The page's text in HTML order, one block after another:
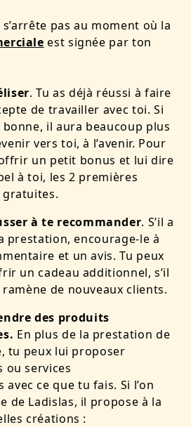
pas au moment où la
est signée par ton
. Tu as déjà réussi à faire
de travailler avec toi. Si
il aura beaucoup plus
vers toi, à l’avenir. Pour
un petit bonus et lui dire
à toi, les 2 premières
à te recommander. S’il a
prestation, encourage-le à
et un avis. Tu peux
un cadeau additionnel, s’il
de nouveaux clients.
des produits
En plus de la prestation de
tu peux lui proposer
ou services
ce que tu fais. Si l’on
de Ladislas, il propose à la
créations :